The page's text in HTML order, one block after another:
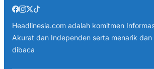
Headlinesia.com adalah komitmen
Akurat dan Independen serta menarik
dibaca